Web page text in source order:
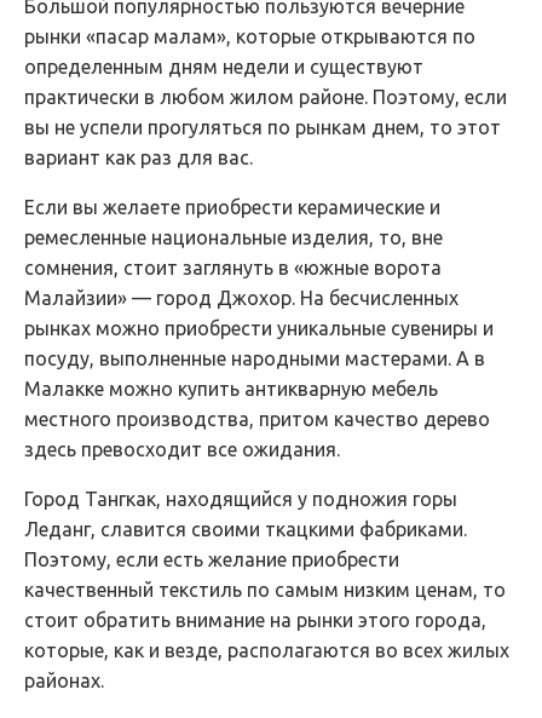
Большой популярностью пользуются вечерние
рынки «пасар малам», которые открываются по
определенным дням недели и существуют
практически в любом жилом районе. Поэтому, если
вы не успели прогуляться по рынкам днем, то этот
вариант как раз для вас.
Если вы желаете приобрести керамические и
ремесленные национальные изделия, то, вне
сомнения, стоит заглянуть в «южные ворота
Малайзии» — город Джохор. На бесчисленных
рынках можно приобрести уникальные сувениры и
посуду, выполненные народными мастерами. А в
Малакке можно купить антикварную мебель
местного производства, притом качество дерево
здесь превосходит все ожидания.
Город Тангкак, находящийся у подножия горы
Леданг, славится своими ткацкими фабриками.
Поэтому, если есть желание приобрести
качественный текстиль по самым низким ценам, то
стоит обратить внимание на рынки этого города,
которые, как и везде, располагаются во всех жилых
районах.